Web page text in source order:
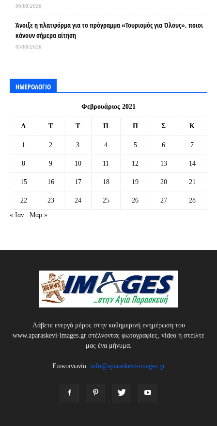
06/08/2026
Άνοιξε η πλατφόρμα για το πρόγραμμα «Τουρισμός για Όλους», ποιοι
κάνουν σήμερα αίτηση
05/08/2026
ΗΜΕΡΟΛΟΓΙΟ
Φεβρουάριος 2021
Δ Τ Τ Π Π Σ Κ
1 2 3 4 5 6 7
8 9 10 11 12 13 14
15 16 17 18 19 20 21
22 23 24 25 26 27
28
« Ιαν
Μαρ »
Λάβετε ενεργά μέρος στην καθημερινή ενημέρωση του
www.aparaskevi-images.gr στέλνοντας φωτογραφίες, video ή στείλτε
μας ένα μήνυμα.
Επικοινωνία: info@aparaskevi-images.gr